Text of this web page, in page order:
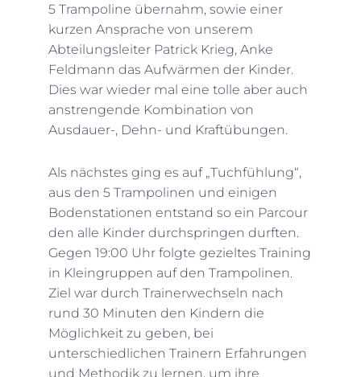
5 Trampoline übernahm, sowie einer
kurzen Ansprache von unserem
Abteilungsleiter Patrick Krieg, Anke
Feldmann das Aufwärmen der Kinder.
Dies war wieder mal eine tolle aber auch
anstrengende Kombination von
Ausdauer-, Dehn- und Kraftübungen.
Als nächstes ging es auf „Tuchfühlung“,
aus den 5 Trampolinen und einigen
Bodenstationen entstand so ein Parcour
den alle Kinder durchspringen durften.
Gegen 19:00 Uhr folgte gezieltes Training
in Kleingruppen auf den Trampolinen.
Ziel war durch Trainerwechseln nach
rund 30 Minuten den Kindern die
Möglichkeit zu geben, bei
unterschiedlichen Trainern Erfahrungen
und Methodik zu lernen, um ihre